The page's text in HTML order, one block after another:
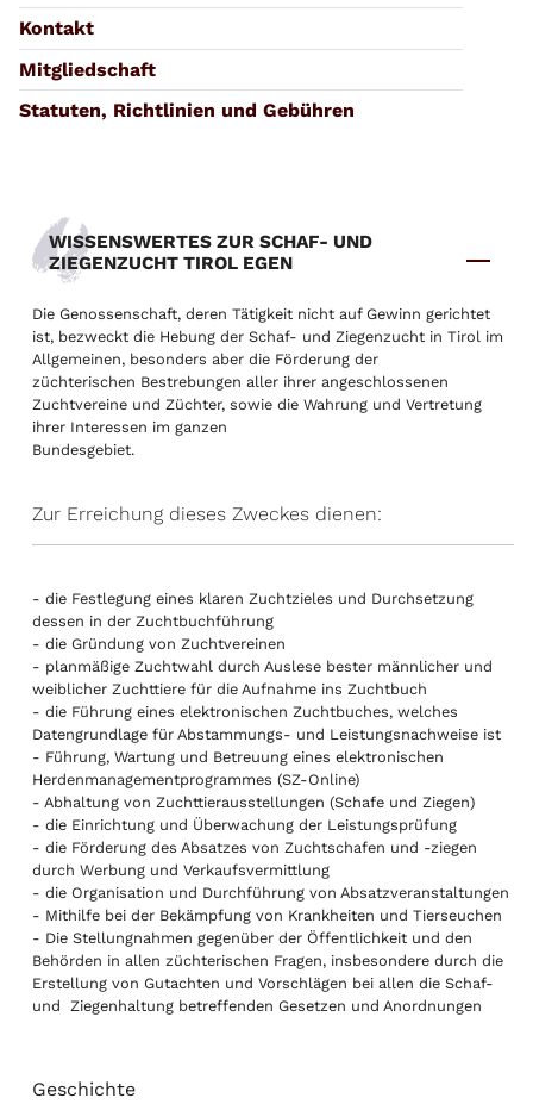
Kontakt
Mitgliedschaft
Statuten, Richtlinien und Gebühren
WISSENSWERTES ZUR SCHAF- UND
ZIEGENZUCHT TIROL EGEN
Die Genossenschaft, deren Tätigkeit nicht auf Gewinn gerichtet
ist, bezweckt die Hebung der Schaf- und Ziegenzucht in Tirol im
Allgemeinen, besonders aber die Förderung der
züchterischen Bestrebungen aller ihrer angeschlossenen
Zuchtvereine und Züchter, sowie die Wahrung und Vertretung
ihrer Interessen im ganzen
Bundesgebiet.
Zur Erreichung dieses Zweckes dienen:
- die Festlegung eines klaren Zuchtzieles und Durchsetzung
dessen in der Zuchtbuchführung
- die Gründung von Zuchtvereinen
- planmäßige Zuchtwahl durch Auslese bester männlicher und
weiblicher Zuchttiere für die Aufnahme ins Zuchtbuch
- die Führung eines elektronischen Zuchtbuches, welches
Datengrundlage für Abstammungs- und Leistungsnachweise ist
- Führung, Wartung und Betreuung eines elektronischen
Herdenmanagementprogrammes (SZ-Online)
- Abhaltung von Zuchttierausstellungen (Schafe und Ziegen)
- die Einrichtung und Überwachung der Leistungsprüfung
- die Förderung des Absatzes von Zuchtschafen und -ziegen
durch Werbung und Verkaufsvermittlung
- die Organisation und Durchführung von Absatzveranstaltungen
- Mithilfe bei der Bekämpfung von Krankheiten und Tierseuchen
- Die Stellungnahmen gegenüber der Öffentlichkeit und den
Behörden in allen züchterischen Fragen, insbesondere durch die
Erstellung von Gutachten und Vorschlägen bei allen die Schaf-
und Ziegenhaltung betreffenden Gesetzen und Anordnungen
Geschichte